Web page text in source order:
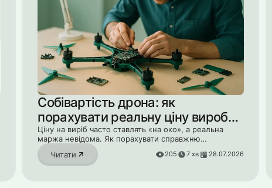
Собівартість дрона: як
порахувати реальну ціну виробу
— від компонентів до годин
інженерів
Ціну на виріб часто ставлять «на око», а реальна
маржа невідома. Як порахувати справжню
собівартість — від компонентів до годин інженерів і
R&D.Читати 205 7 хв 28.07.2026